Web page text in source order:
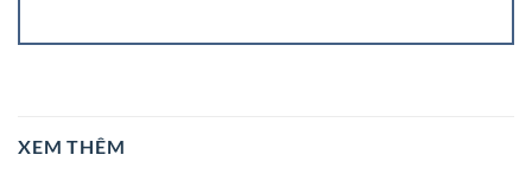
XEM THÊM